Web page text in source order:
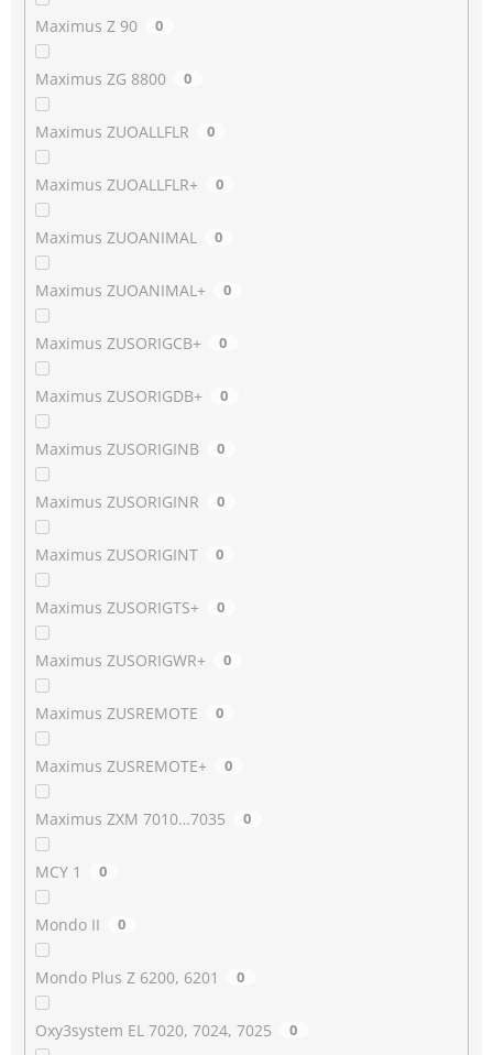
Maximus Z 90 0
Maximus ZG 8800 0
Maximus ZUOALLFLR 0
Maximus ZUOALLFLR+ 0
Maximus ZUOANIMAL 0
Maximus ZUOANIMAL+ 0
Maximus ZUSORIGCB+ 0
Maximus ZUSORIGDB+ 0
Maximus ZUSORIGINB 0
Maximus ZUSORIGINR 0
Maximus ZUSORIGINT 0
Maximus ZUSORIGTS+ 0
Maximus ZUSORIGWR+ 0
Maximus ZUSREMOTE 0
Maximus ZUSREMOTE+ 0
Maximus ZXM 7010…7035 0
MCY 1 0
Mondo II 0
Mondo Plus Z 6200, 6201 0
Oxy3system EL 7020, 7024, 7025 0